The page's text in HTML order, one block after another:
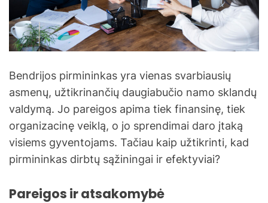
a
d
i
m
e
Bendrijos pirmininkas yra vienas svarbiausių
asmenų, užtikrinančių daugiabučio namo sklandų
valdymą. Jo pareigos apima tiek finansinę, tiek
organizacinę veiklą, o jo sprendimai daro įtaką
visiems gyventojams. Tačiau kaip užtikrinti, kad
pirmininkas dirbtų sąžiningai ir efektyviai?
Pareigos ir atsakomybė